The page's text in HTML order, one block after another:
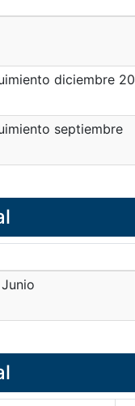
diciembre
septiembre